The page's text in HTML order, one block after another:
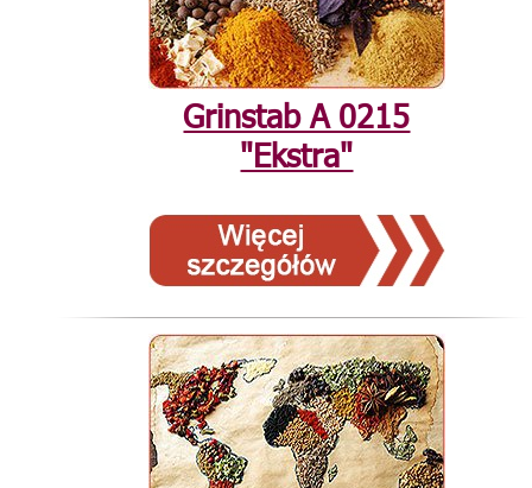
Grinstab А 0215
"Ekstra"